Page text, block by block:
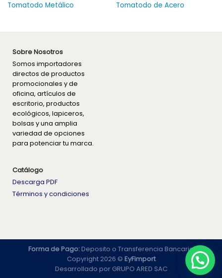
Tomatodo Metálico Tomatodo de Acero
Sobre Nosotros
Somos importadores
directos de productos
promocionales y de
oficina, artículos de
escritorio, productos
ecológicos, lapiceros,
bolsas y una amplia
variedad de opciones
para potenciar tu marca.
Catálogo
Descarga PDF
Términos y condiciones
Forma de Pago:Deposito o Transferencia Bancaria
Copyright 2026 © EyFimport
Desarrollado por GRUPO ARED SAC